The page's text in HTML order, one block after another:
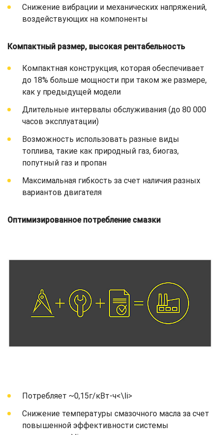
Снижение вибрации и механических напряжений,
воздействующих на компоненты
Компактный размер, высокая рентабельность
Компактная конструкция, которая обеспечивает
до 18% больше мощности при таком же размере,
как у предыдущей модели
Длительные интервалы обслуживания (до 80 000
часов эксплуатации)
Возможность использовать разные виды
топлива, такие как природный газ, биогаз,
попутный газ и пропан
Максимальная гибкость за счет наличия разных
вариантов двигателя
Оптимизированное потребление смазки
Потребляет ~0,15г/кВт-ч<\li>
Снижение температуры смазочного масла за счет
повышенной эффективности системы